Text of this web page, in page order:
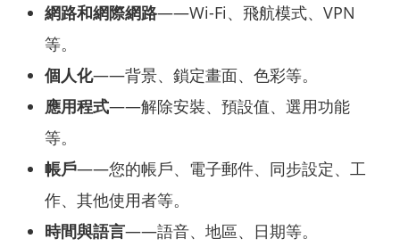
網路和網際網路——Wi-Fi、飛航模式、VPN
等。
個人化——背景、鎖定畫面、色彩等。
應用程式——解除安裝、預設值、選用功能
等。
帳戶——您的帳戶、電子郵件、同步設定、工
作、其他使用者等。
時間與語言——語音、地區、日期等。